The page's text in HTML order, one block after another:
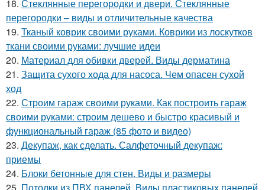
18. Стеклянные перегородки и двери. Стеклянные
перегородки – виды и отличительные качества
19. Тканый коврик своими руками. Коврики из лоскутков
ткани своими руками: лучшие идеи
20. Материал для обивки дверей. Виды дерматина
21. Защита сухого хода для насоса. Чем опасен сухой
ход
22. Строим гараж своими руками. Как построить гараж
своими руками: строим дешево и быстро красивый и
функциональный гараж (85 фото и видео)
23. Декупаж, как сделать. Салфеточный декупаж:
приемы
24. Блоки бетонные для стен. Виды и размеры